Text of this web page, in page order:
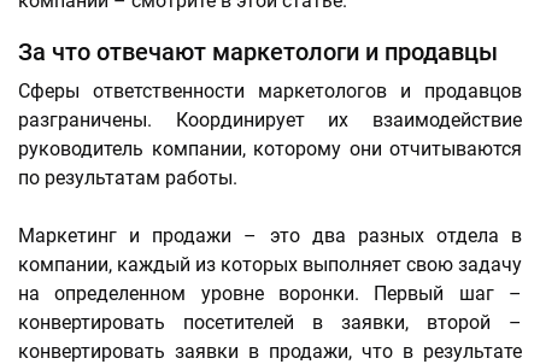
За что отвечают маркетологи и продавцы
Сферы ответственности маркетологов и продавцов
разграничены. Координирует их взаимодействие
руководитель компании, которому они отчитываются
по результатам работы.
Маркетинг и продажи – это два разных отдела в
компании, каждый из которых выполняет свою задачу
на определенном уровне воронки. Первый шаг –
конвертировать посетителей в заявки, второй –
конвертировать заявки в продажи, что в результате